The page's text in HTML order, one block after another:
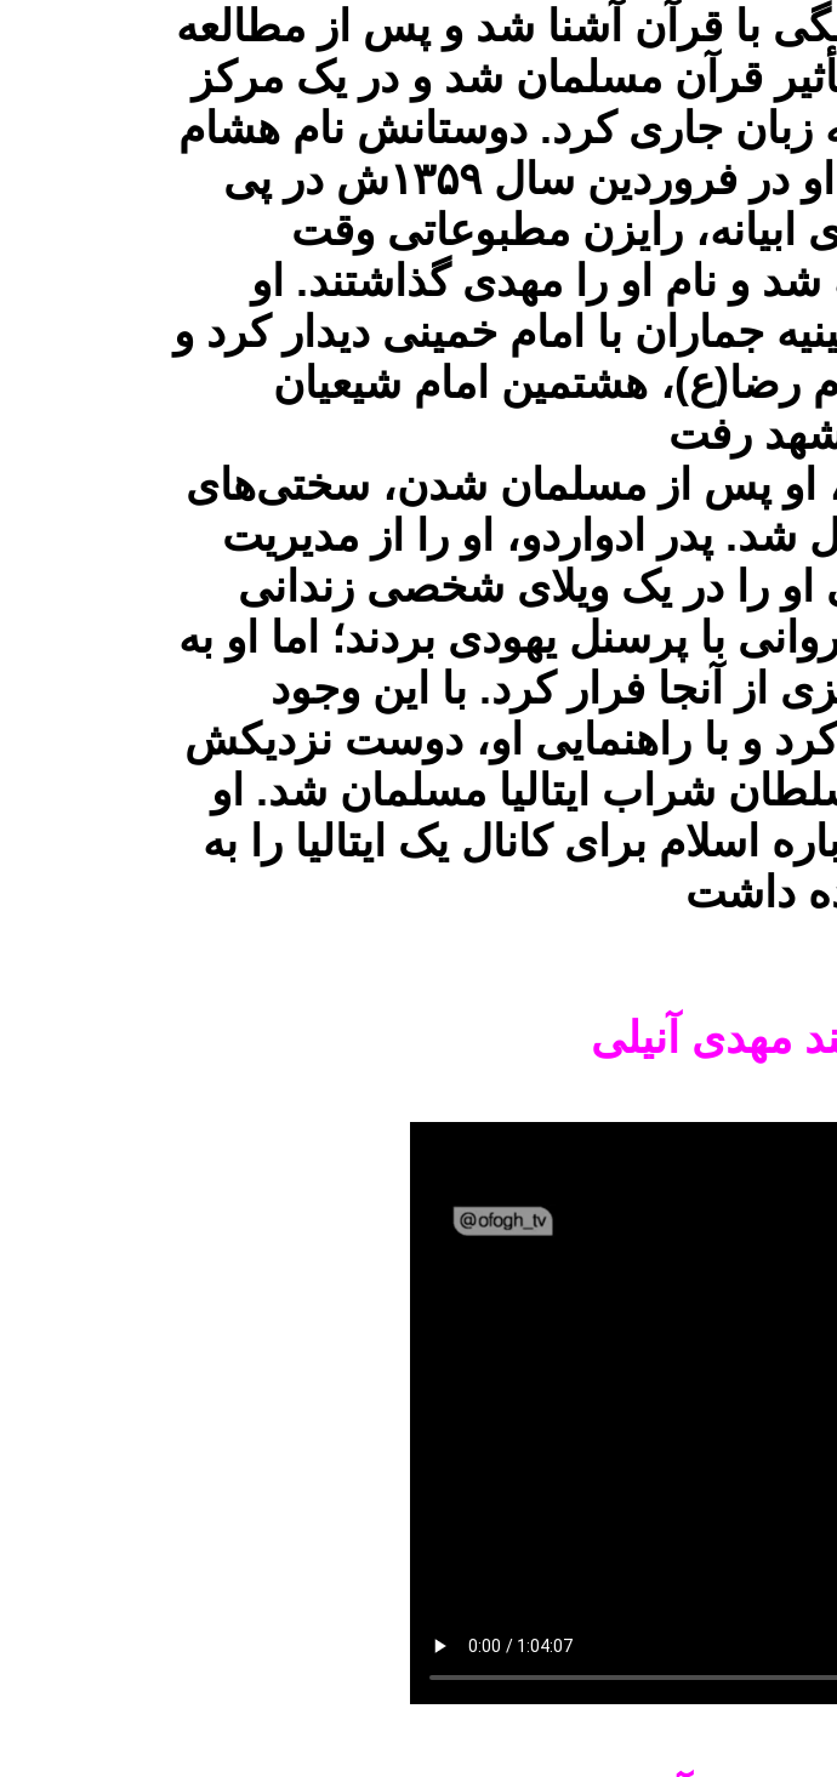
در سال ۱۹۷۴م در ۲۰ سالگی با قرآن آشنا شد و پس از مطالعه
قرآن مسلمان شد و در یک مرکز
زبان جاری کرد. دوستانش نام هشام
عزیز را برای او انتخاب کردند. او در فروردین سال ۱۳۵۹ش در پی
رایزن مطبوعاتی وقت
شد و نام او را مهدی گذاشتند. او
۱۳۶۰ش در حسینیه جماران با امام خمینی دیدار کرد و
رضا(ع)، هشتمین امام شیعیان
او پس از مسلمان شدن، سختی‌های
پدر ادواردو،‌ او را از مدیریت
را در یک ویلای شخصی زندانی
با پرسنل یهودی بردند؛ اما او به
آنجا فرار کرد. با این وجود
و با راهنمایی او، دوست نزدیکش
شراب ایتالیا مسلمان شد. او
اسلام برای کانال یک ایتالیا را به
مهدی آنیلی